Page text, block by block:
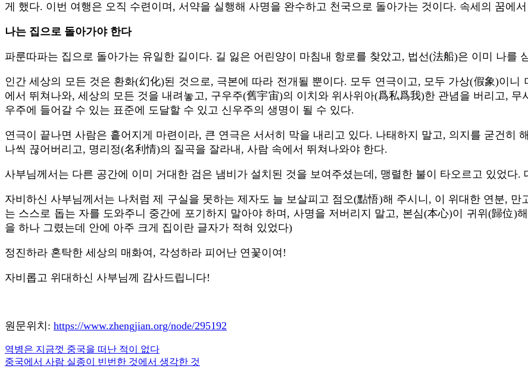
게 했다. 이번 여행은 오직 수련이며, 서약을 실행해 사명을 완수하고 천국으로 돌아가는 것이다. 속세의 꿈에
나는 집으로 돌아가야 한다
파룬따파는 집으로 돌아가는 유일한 길이다. 길 잃은 어린양이 마침내 항로를 찾았고, 법선(法船)은 이미 나를
인간 세상의 모든 것은 환화(幻化)된 것으로, 극본에 따라 전개될 뿐이다. 모두 연극이고, 모두 가상(假象)이니
에서 뛰쳐나와, 세상의 모든 것을 내려놓고, 구우주(舊宇宙)의 이치와 위사위아(爲私爲我)한 관념을 버리고,
우주에 들어갈 수 있는 표준에 도달할 수 있고 신우주의 생명이 될 수 있다.
연극이 끝나면 사람은 흩어지게 마련이라, 큰 연극은 서서히 막을 내리고 있다. 나태하지 말고, 의지를 굳건히
나씩 끊어버리고, 명리정(名利情)의 질곡을 잘라내, 사람 속에서 뛰쳐나와야 한다.
사부님께서는 다른 공간에 이미 거대한 검은 냄비가 설치된 것을 보여주셨는데, 맹렬한 불이 타오르고 있었다.
자비하신 사부님께서는 나처럼 제 구실을 못하는 제자도 늘 보살피고 점오(點悟)해 주시니, 이 위대한 연분,
는 스스로 돕는 자를 도와주니 중간에 포기하지 말아야 하며, 사명을 저버리지 말고, 본심(本心)이 귀위(歸位)
을 하나 그렸는데 안에 아주 크게 집이란 글자가 적혀 있었다)
정진하라 혼탁한 세상의 매화여, 각성하라 피어난 연꽃이여!
자비롭고 위대하신 사부님께 감사드립니다!
원문위치: https://www.zhengjian.org/node/295192
글
내
Previous
Post:
역병은 지금껏 중국을 떠난 적이 없다
Next
중국에서 사람 실종이 빈번한 것에서 생각한 것